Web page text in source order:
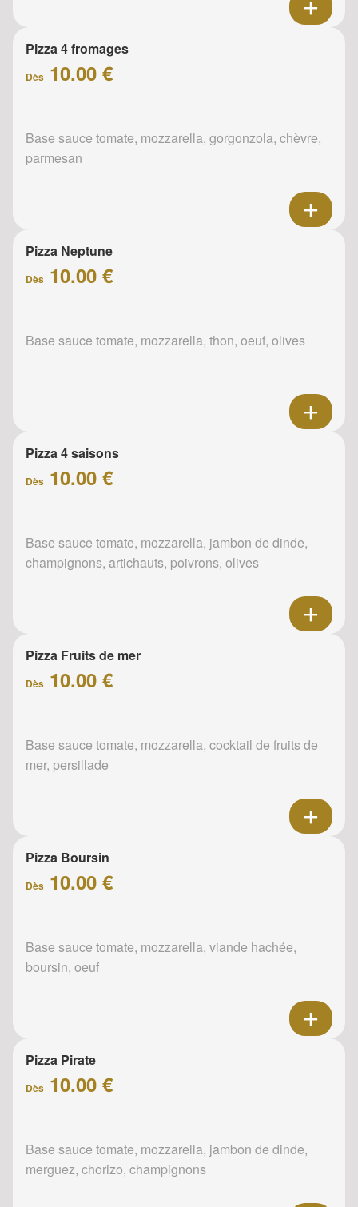
Pizza 4 fromages
Dès 10.00 €
Base sauce tomate, mozzarella, gorgonzola, chèvre,
parmesan
Pizza Neptune
Dès 10.00 €
Base sauce tomate, mozzarella, thon, oeuf, olives
Pizza 4 saisons
Dès 10.00 €
Base sauce tomate, mozzarella, jambon de dinde,
champignons, artichauts, poivrons, olives
Pizza Fruits de mer
Dès 10.00 €
Base sauce tomate, mozzarella, cocktail de fruits de
mer, persillade
Pizza Boursin
Dès 10.00 €
Base sauce tomate, mozzarella, viande hachée,
boursin, oeuf
Pizza Pirate
Dès 10.00 €
Base sauce tomate, mozzarella, jambon de dinde,
merguez, chorizo, champignons